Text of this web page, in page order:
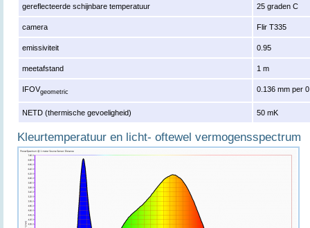
gereflecteerde schijnbare temperatuur 25 graden C
camera Flir T335
emissiviteit 0.95
meetafstand 1 m
IFOVgeometric 0.136 mm per
NETD (thermische gevoeligheid) 50 mK
Kleurtemperatuur en licht- oftewel vermogensspectrum